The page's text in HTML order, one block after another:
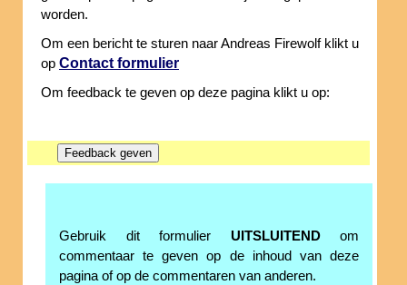
worden.
Om een bericht te sturen naar Andreas Firewolf klikt u
op Contact formulier
Om feedback te geven op deze pagina klikt u op:
Gebruik dit formulier UITSLUITENDom
commentaar te geven op de inhoud van deze
pagina of op de commentaren van anderen.